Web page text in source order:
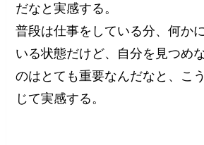
だなと実感する。
普段は仕事をしている分、何か
いる状態だけど、自分を見つめ
のはとても重要なんだなと、こ
じて実感する。